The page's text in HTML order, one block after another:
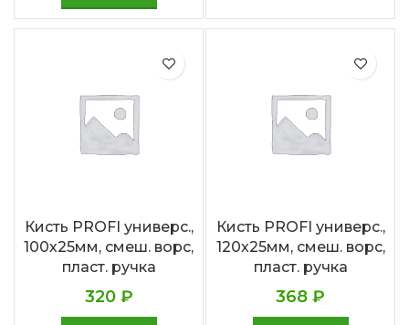
Кисть PROFI универс.,
100х25мм, смеш. ворс,
пласт. ручка
320 ₽
Кисть PROFI универс.,
120х25мм, смеш. ворс,
пласт. ручка
368 ₽